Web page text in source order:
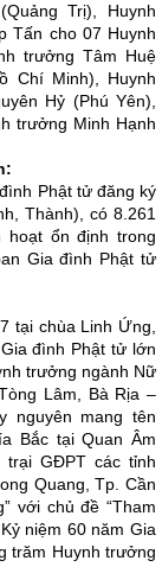
Trị), Huynh
Tấn cho 07 Huynh
trưởng Tâm Huệ
Chí Minh), Huynh
Hỷ (Phú Yên),
trưởng Minh Hạnh
Phật tử đăng ký
Thành), có 8.261
hoạt ổn định trong
Gia đình Phật tử
tại chùa Linh Ứng,
đình Phật tử lớn
trưởng ngành Nữ
Lâm, Bà Rịa –
nguyên mang tên
Bắc tại Quan Âm
GĐPT các tỉnh
Quang, Tp. Cần
với chủ đề “Tham
niệm 60 năm Gia
trăm Huynh trưởng